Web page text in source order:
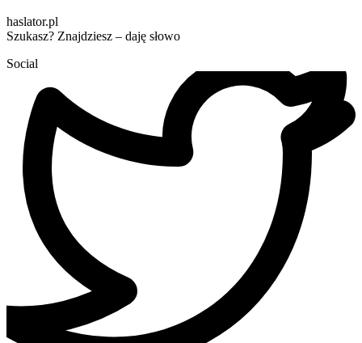
haslator.pl
Szukasz? Znajdziesz – daję słowo
Social